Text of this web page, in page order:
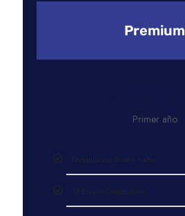
Premium
Primer año
Dominio.com Gratis 1 año
15 Emails Corporativos